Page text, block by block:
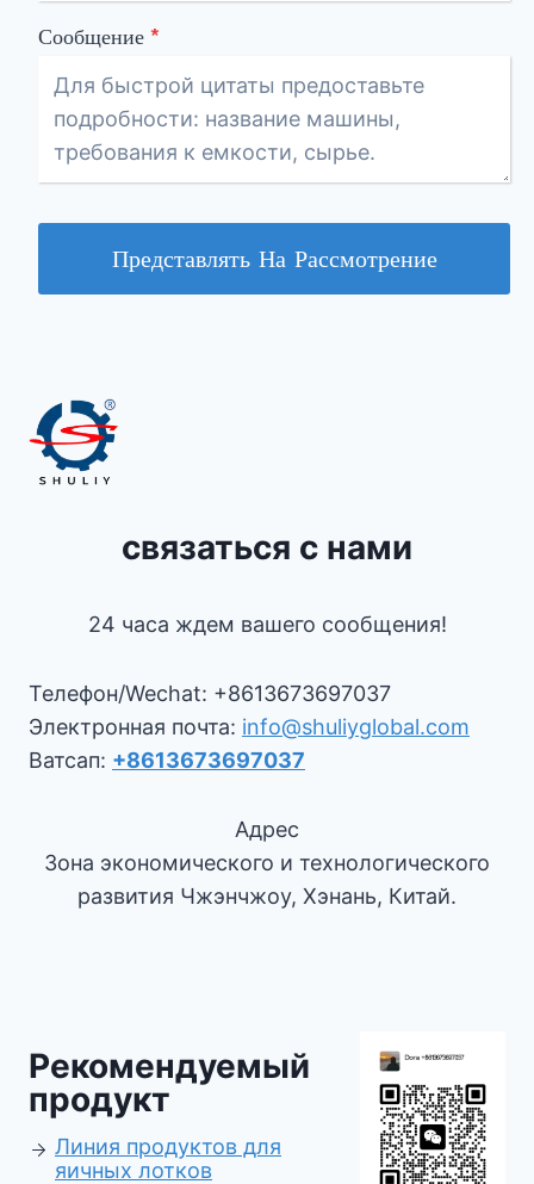
Сообщение*
Представлять На Рассмотрение
связаться с нами
24 часа ждем вашего сообщения!
Телефон/Wechat: +8613673697037
Электронная почта: info@shuliyglobal.com
Ватсап: +8613673697037
Адрес
Зона экономического и технологического
развития Чжэнчжоу, Хэнань, Китай.
Рекомендуемый
продукт
Линия продуктов для
яичных лотков